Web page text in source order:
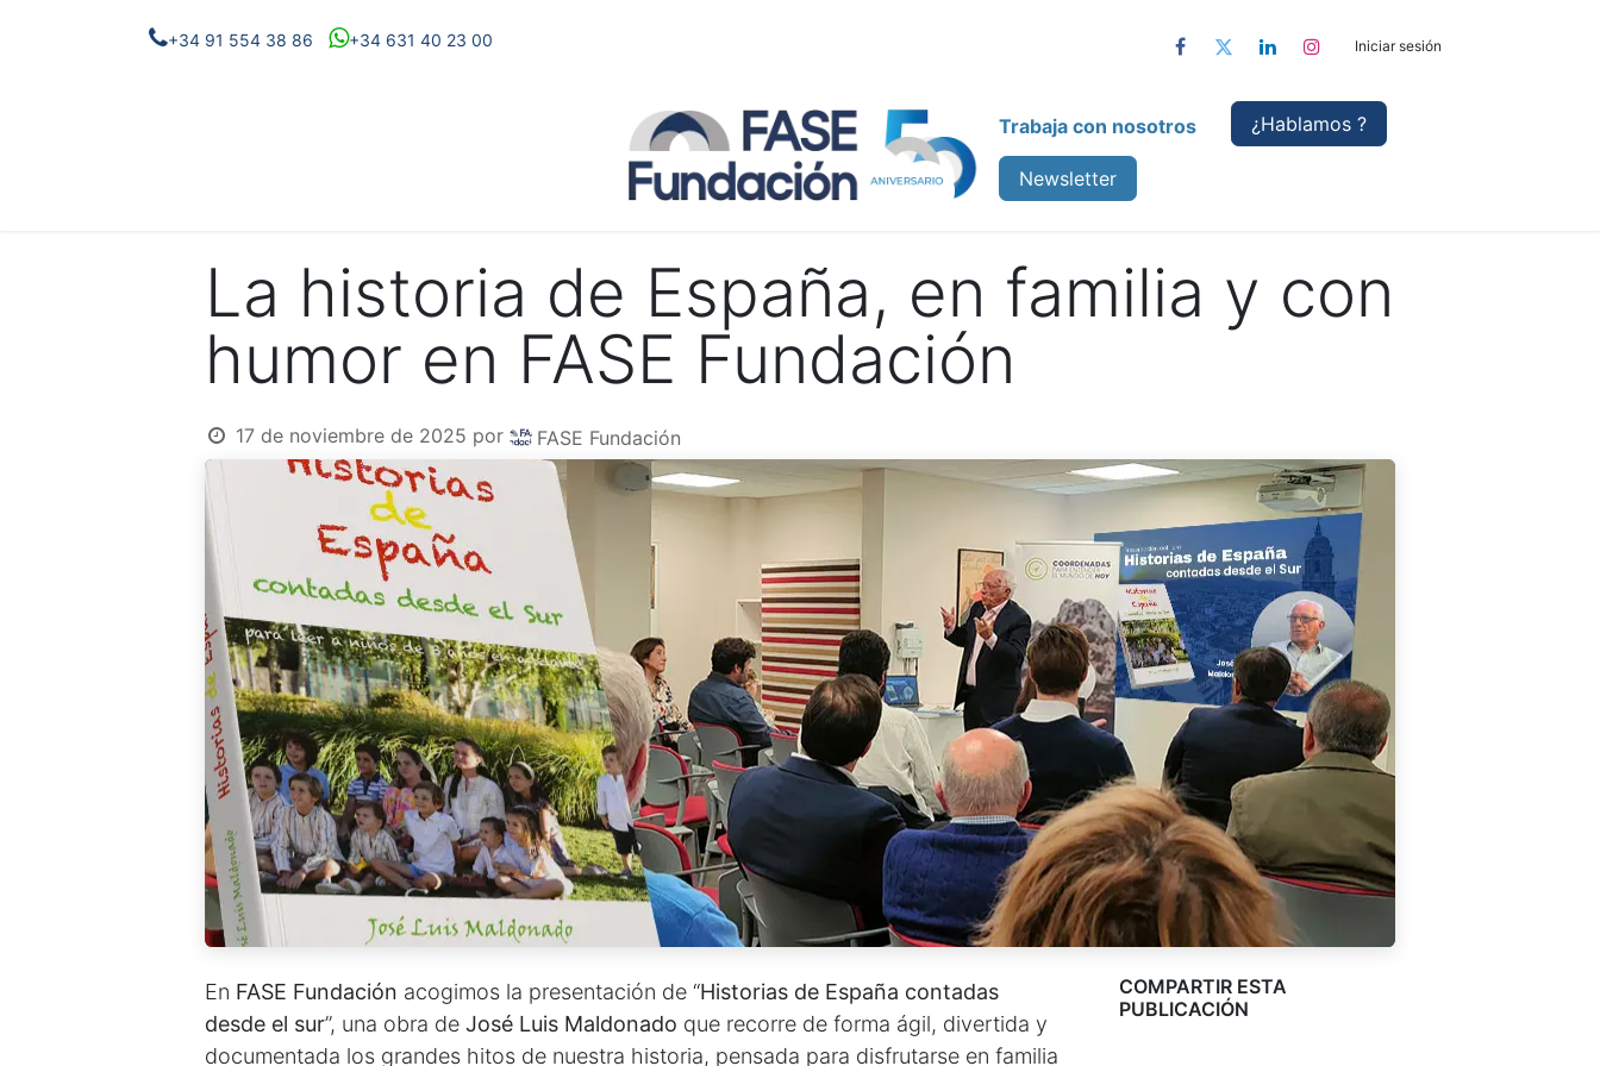
+34 91 554 38 86 +34 631 40 23 00 Iniciar sesión
Colabora Cursos
Trabaja con nosotros ¿Hablamos ?
Newsletter
La historia de España, en familia y con
humor en FASE Fundación
17 de noviembre de 2025 por FASE Fundación
En FASE Fundación acogimos la presentación de “Historias de España contadas
desde el sur”, una obra de José Luis Maldonado que recorre de forma ágil, divertida y
documentada los grandes hitos de nuestra historia, pensada para disfrutarse en familia
COMPARTIR ESTA
PUBLICACIÓN